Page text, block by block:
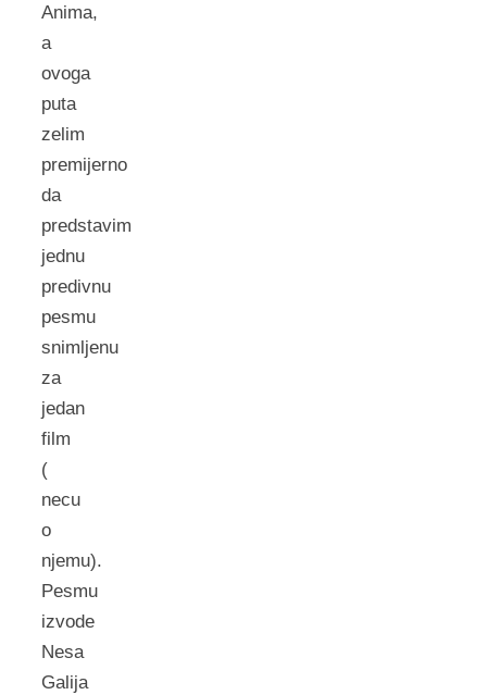
Anima,
a
ovoga
puta
zelim
premijerno
da
predstavim
jednu
predivnu
pesmu
snimljenu
za
jedan
film
(
necu
o
njemu).
Pesmu
izvode
Nesa
Galija